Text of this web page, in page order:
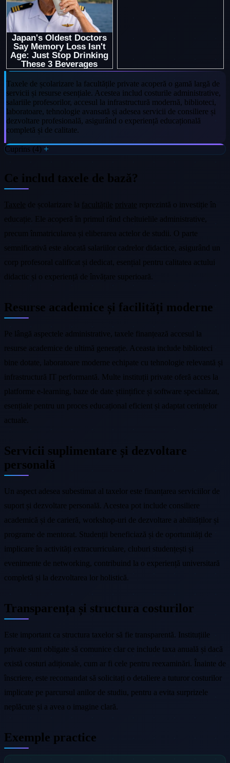
Taxele de școlarizare la facultățile private acoperă o gamă largă de
servicii și resurse esențiale. Acestea includ costurile administrative,
salariile profesorilor, accesul la infrastructură modernă, biblioteci,
laboratoare, tehnologie avansată și adesea servicii de consiliere și
dezvoltare profesională, asigurând o experiență educațională
completă și de calitate.
Cuprins (4)
Ce includ taxele de bază?
Taxele de școlarizare la facultățile private reprezintă o investiție în
educație. Ele acoperă în primul rând cheltuielile administrative,
precum înmatricularea și eliberarea actelor de studii. O parte
semnificativă este alocată salariilor cadrelor didactice, asigurând un
corp profesoral calificat și dedicat, esențial pentru calitatea actului
didactic și o experiență de învățare superioară.
Resurse academice și facilități moderne
Pe lângă aspectele administrative, taxele finanțează accesul la
resurse academice de ultimă generație. Aceasta include biblioteci
bine dotate, laboratoare moderne echipate cu tehnologie relevantă și
infrastructură IT performantă. Multe instituții private oferă acces la
platforme e-learning, baze de date științifice și software specializat,
esențiale pentru un proces educațional eficient și adaptat cerințelor
actuale.
Servicii suplimentare și dezvoltare
personală
Un aspect adesea subestimat al taxelor este finanțarea serviciilor de
suport și dezvoltare personală. Acestea pot include consiliere
academică și de carieră, workshop-uri de dezvoltare a abilităților și
programe de mentorat. Studenții beneficiază și de oportunități de
implicare în activități extracurriculare, cluburi studențești și
evenimente de networking, contribuind la o experiență universitară
completă și la dezvoltarea lor holistică.
Transparența și structura costurilor
Este important ca structura taxelor să fie transparentă. Instituțiile
private sunt obligate să comunice clar ce include taxa anuală și dacă
există costuri adiționale, cum ar fi cele pentru reexaminări. Înainte de
înscriere, este recomandat să solicitați o detaliere a tuturor costurilor
implicate pe parcursul anilor de studiu, pentru a evita surprizele
neplăcute și a avea o imagine clară.
Exemple practice